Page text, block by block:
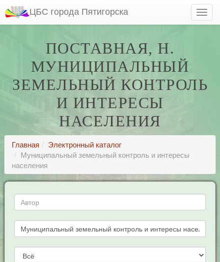
ЦБС города Пятигорска
ПОСТАВНАЯ, Н.
МУНИЦИПАЛЬНЫЙ
ЗЕМЕЛЬНЫЙ КОНТРОЛЬ
И ИНТЕРЕСЫ
НАСЕЛЕНИЯ
Главная
Электронный каталог
Муниципальный земельный контроль и интересы
населения